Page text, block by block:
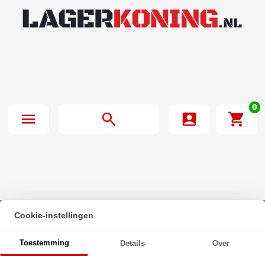
0
Beginpagina· O-Ring 200X2mm NBR 70
Cookie-instellingen
Toestemming Details Over